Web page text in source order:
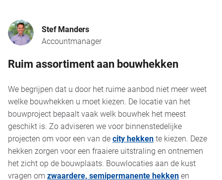
Stef Manders
Accountmanager
Ruim assortiment aan bouwhekken
We begrijpen dat u door het ruime aanbod niet meer weet
welke bouwhekken u moet kiezen. De locatie van het
bouwproject bepaalt vaak welk bouwhek het meest
geschikt is. Zo adviseren we voor binnenstedelijke
projecten om voor een van decity hekkente kiezen. Deze
hekken zorgen voor een fraaiere uitstraling en ontnemen
het zicht op de bouwplaats. Bouwlocaties aan de kust
vragen om zwaardere, semipermanente hekkenen